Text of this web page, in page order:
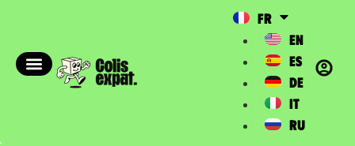
FR
EN
ES
DE
IT
RU